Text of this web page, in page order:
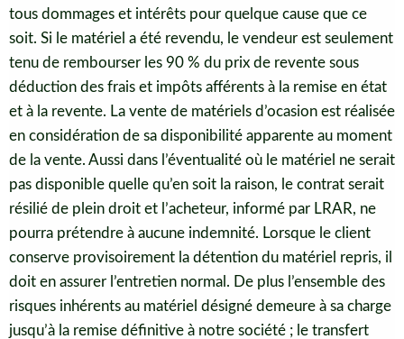
tous dommages et intérêts pour quelque cause que ce
soit. Si le matériel a été revendu, le vendeur est seulement
tenu de rembourser les 90 % du prix de revente sous
déduction des frais et impôts afférents à la remise en état
et à la revente. La vente de matériels d’ocasion est réalisée
en considération de sa disponibilité apparente au moment
de la vente. Aussi dans l’éventualité où le matériel ne serait
pas disponible quelle qu’en soit la raison, le contrat serait
résilié de plein droit et l’acheteur, informé par LRAR, ne
pourra prétendre à aucune indemnité. Lorsque le client
conserve provisoirement la détention du matériel repris, il
doit en assurer l’entretien normal. De plus l’ensemble des
risques inhérents au matériel désigné demeure à sa charge
jusqu’à la remise définitive à notre société ; le transfert